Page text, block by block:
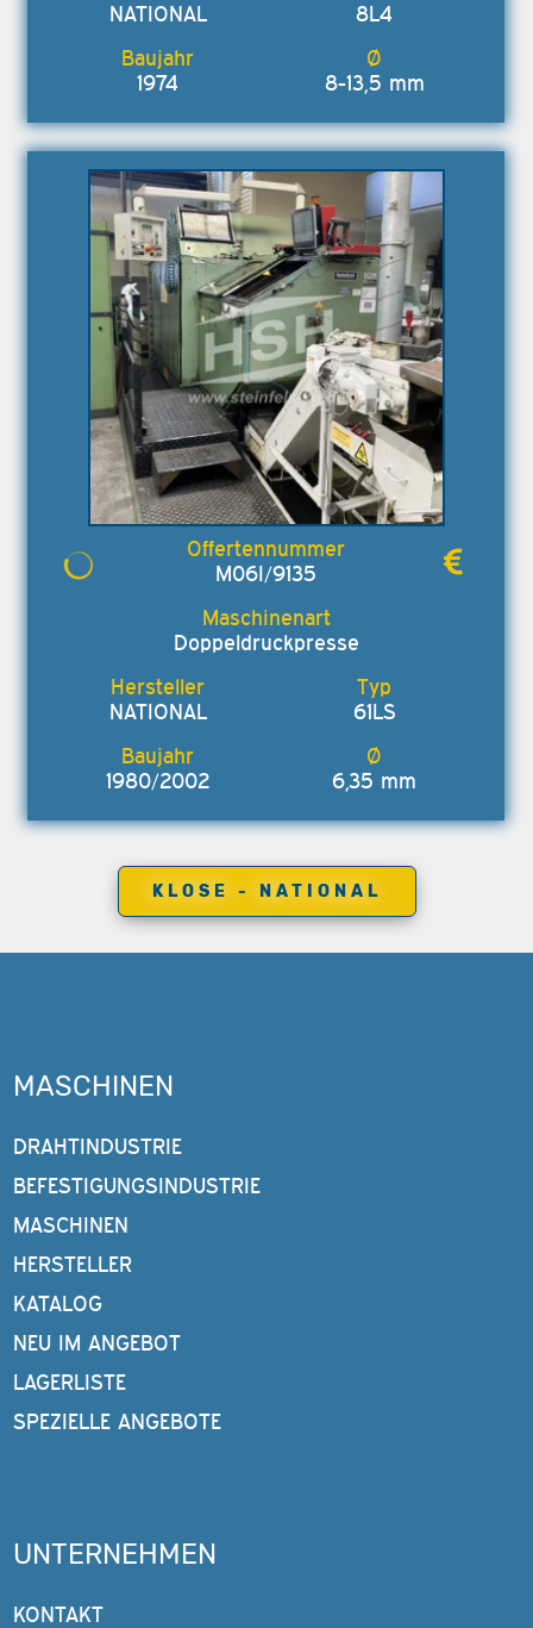
NATIONAL 8L4
1974 8-13,5 mm
M06I/9135
Doppeldruckpresse
NATIONAL 61LS
1980/2002 6,35 mm
KLOSE - NATIONAL
MASCHINEN
DRAHTINDUSTRIE
BEFESTIGUNGSINDUSTRIE
MASCHINEN
HERSTELLER
KATALOG
NEU IM ANGEBOT
LAGERLISTE
SPEZIELLE ANGEBOTE
UNTERNEHMEN
KONTAKT